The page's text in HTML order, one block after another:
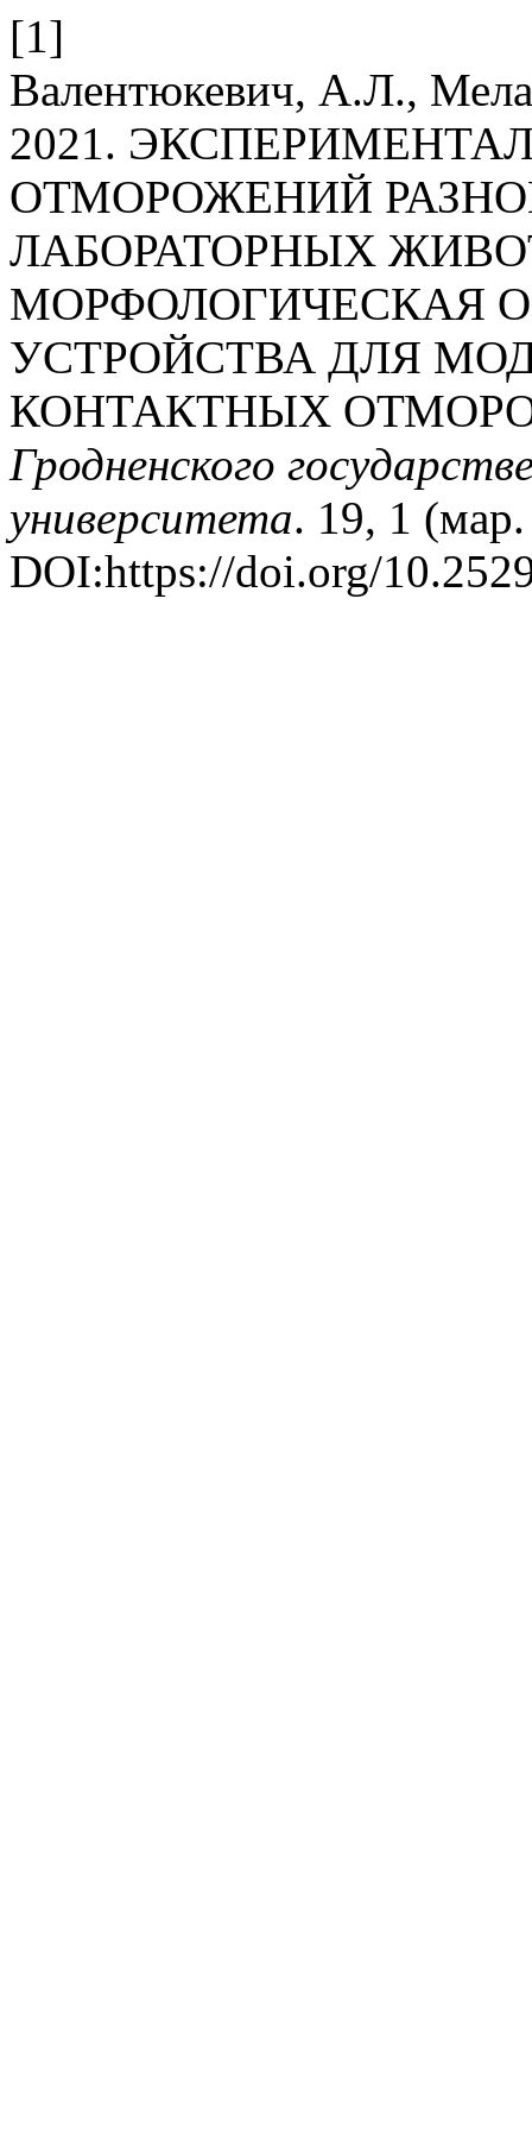
[1]
Валентюкевич, А.Л.,
2021.
ОТМОРОЖЕНИЙ
ЛАБОРАТОРНЫХ
МОРФОЛОГИЧЕСКАЯ
УСТРОЙСТВА ДЛЯ
КОНТАКТНЫХ
Гродненского
университета. 19, 1
DOI:https://doi.org/